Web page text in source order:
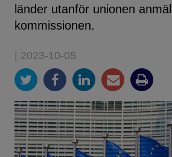
länder utanför unionen
kommissionen.
| 2023-10-05